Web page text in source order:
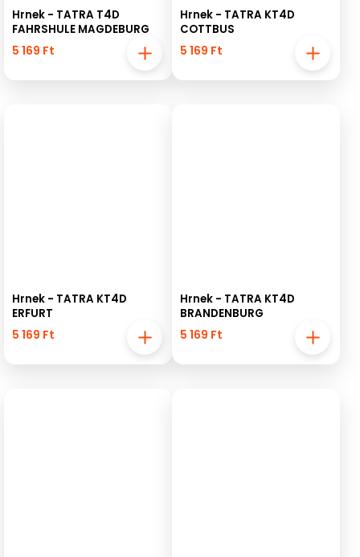
Hrnek - TATRA T4D
FAHRSHULE MAGDEBURG
5 169 Ft
Hrnek - TATRA KT4D
COTTBUS
5 169 Ft
Hrnek - TATRA KT4D
ERFURT
5 169 Ft
Hrnek - TATRA KT4D
BRANDENBURG
5 169 Ft